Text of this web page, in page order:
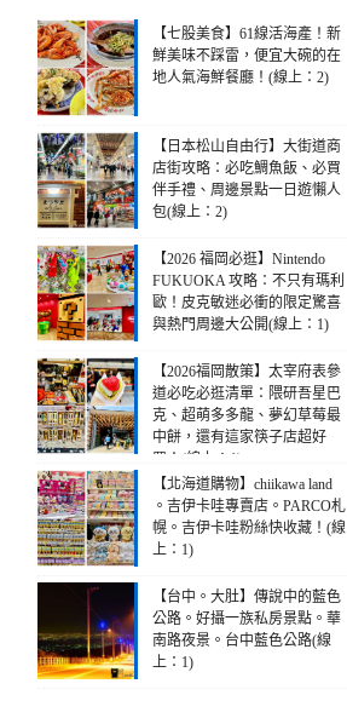
【七股美食】61線活海產！新
鮮美味不踩雷，便宜大碗的在
地人氣海鮮餐廳！(線上：2)
【日本松山自由行】大街道商
店街攻略：必吃鯛魚飯、必買
伴手禮、周邊景點一日遊懶人
包(線上：2)
【2026 福岡必逛】Nintendo
FUKUOKA 攻略：不只有瑪利
歐！皮克敏迷必衝的限定驚喜
與熱門周邊大公開(線上：1)
【2026福岡散策】太宰府表參
道必吃必逛清單：隈研吾星巴
克、超萌多多龍、夢幻草莓最
中餅，還有這家筷子店超好
買！(線上：1)
【北海道購物】chiikawa land
。吉伊卡哇專賣店。PARCO札
幌。吉伊卡哇粉絲快收藏！(線
上：1)
【台中。大肚】傳說中的藍色
公路。好攝一族私房景點。華
南路夜景。台中藍色公路(線
上：1)